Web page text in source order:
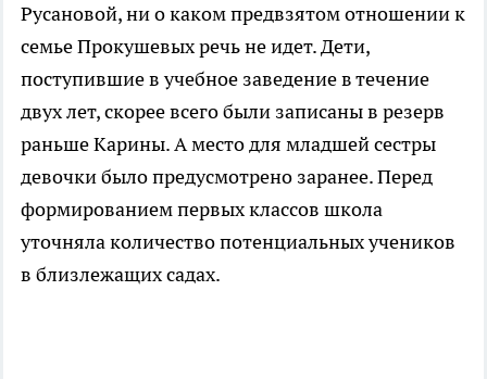
Русановой, ни о каком предвзятом отношении к
семье Прокушевых речь не идет. Дети,
поступившие в учебное заведение в течение
двух лет, скорее всего были записаны в резерв
раньше Карины. А место для младшей сестры
девочки было предусмотрено заранее. Перед
формированием первых классов школа
уточняла количество потенциальных учеников
в близлежащих садах.